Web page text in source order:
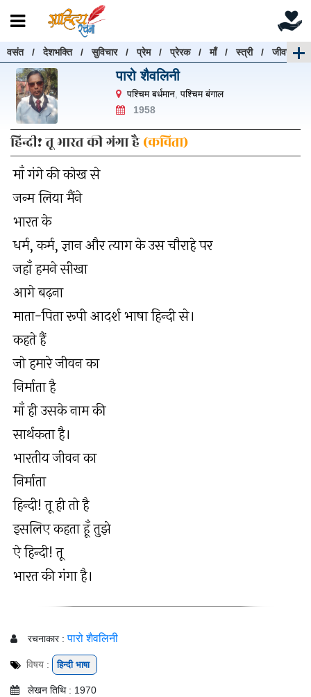
वसंत/देशभक्ति/सुविचार/प्रेम/प्रेरक/माँ/स्त्री/जीवन
पारो शैवलिनी
पश्चिम बर्धमान, पश्चिम बंगाल
1958
हिन्दी! तू भारत की गंगा है(कविता)
माँ गंगे की कोख से
जन्म लिया मैंने
भारत के
धर्म, कर्म, ज्ञान और त्याग के उस चौराहे पर
जहाँ हमने सीखा
आगे बढ़ना
माता-पिता रूपी आदर्श भाषा हिन्दी से।
कहते हैं
जो हमारे जीवन का
निर्माता है
माँ ही उसके नाम की
सार्थकता है।
भारतीय जीवन का
निर्माता
हिन्दी! तू ही तो है
इसलिए कहता हूँ तुझे
ऐ हिन्दी! तू
भारत की गंगा है।
रचनाकार : पारो शैवलिनी
विषय : हिन्दी भाषा
लेखन तिथि : 1970
रचनाएँ खोजें
रचनाएँ खोजने के लिए नीचे दी गई बॉक्स में हिन्दी में लिखें और
"खोजें" बटन पर क्लिक करें